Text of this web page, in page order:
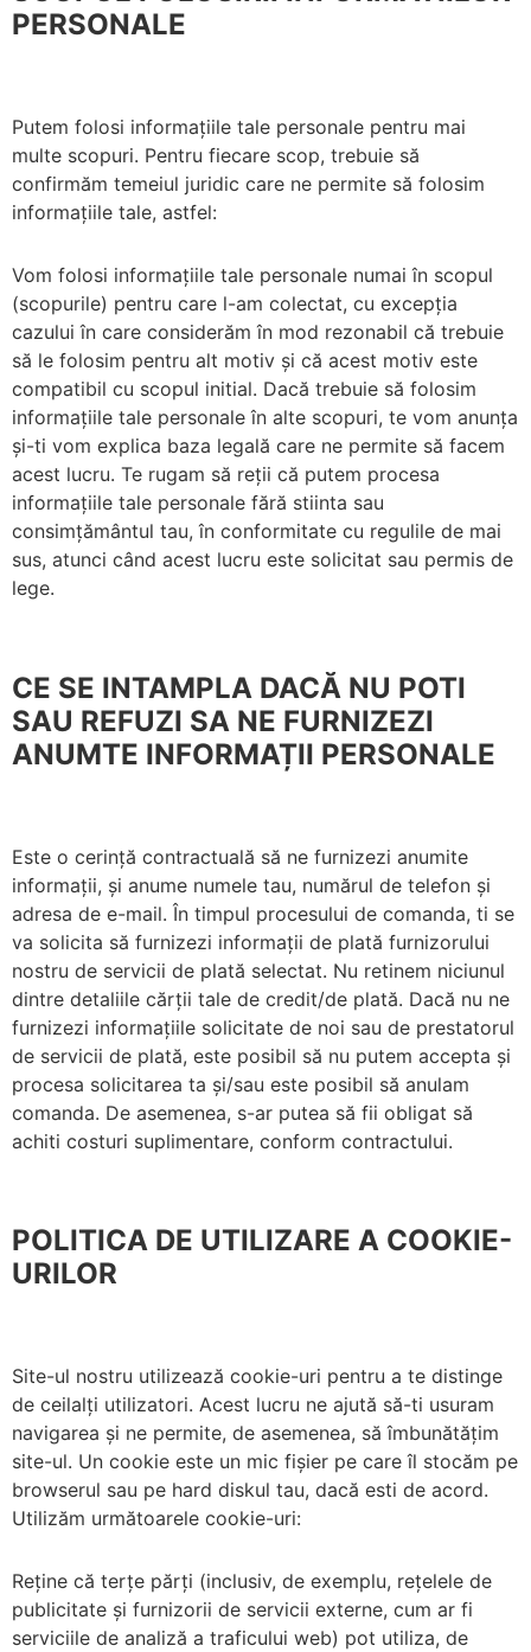
PERSONALE
Putem folosi informațiile tale personale pentru mai
multe scopuri. Pentru fiecare scop, trebuie să
confirmăm temeiul juridic care ne permite să folosim
informațiile tale, astfel:
Vom folosi informațiile tale personale numai în scopul
(scopurile) pentru care l-am colectat, cu excepția
cazului în care considerăm în mod rezonabil că trebuie
să le folosim pentru alt motiv și că acest motiv este
compatibil cu scopul initial. Dacă trebuie să folosim
informațiile tale personale în alte scopuri, te vom anunța
și-ti vom explica baza legală care ne permite să facem
acest lucru. Te rugam să reții că putem procesa
informațiile tale personale fără stiinta sau
consimțământul tau, în conformitate cu regulile de mai
sus, atunci când acest lucru este solicitat sau permis de
lege.
CE SE INTAMPLA DACĂ NU POTI
SAU REFUZI SA NE FURNIZEZI
ANUMTE INFORMAȚII PERSONALE
Este o cerință contractuală să ne furnizezi anumite
informații, și anume numele tau, numărul de telefon și
adresa de e-mail. În timpul procesului de comanda, ti se
va solicita să furnizezi informații de plată furnizorului
nostru de servicii de plată selectat. Nu retinem niciunul
dintre detaliile cărții tale de credit/de plată. Dacă nu ne
furnizezi informațiile solicitate de noi sau de prestatorul
de servicii de plată, este posibil să nu putem accepta și
procesa solicitarea ta și/sau este posibil să anulam
comanda. De asemenea, s-ar putea să fii obligat să
achiti costuri suplimentare, conform contractului.
POLITICA DE UTILIZARE A COOKIE-
URILOR
Site-ul nostru utilizează cookie-uri pentru a te distinge
de ceilalți utilizatori. Acest lucru ne ajută să-ti usuram
navigarea și ne permite, de asemenea, să îmbunătățim
site-ul. Un cookie este un mic fișier pe care îl stocăm pe
browserul sau pe hard diskul tau, dacă esti de acord.
Utilizăm următoarele cookie-uri:
Reține că terțe părți (inclusiv, de exemplu, rețelele de
publicitate și furnizorii de servicii externe, cum ar fi
serviciile de analiză a traficului web) pot utiliza, de